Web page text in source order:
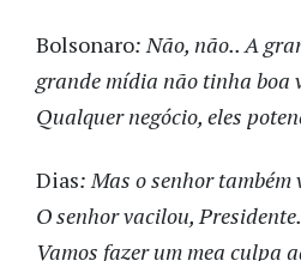
Bolsonaro: Não, não.. A
grande mídia não tinha boa
Qualquer negócio, eles
Dias: Mas o senhor
O senhor vacilou,
Vamos fazer um mea culpa